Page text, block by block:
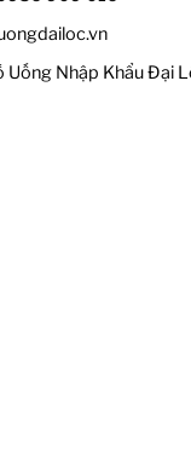
Uống Nhập Khẩu Đại